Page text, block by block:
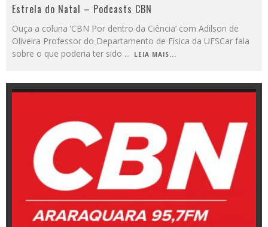
Estrela do Natal – Podcasts CBN
Ouça a coluna ‘CBN Por dentro da Ciência’ com Adilson de
Oliveira Professor do Departamento de Física da UFSCar fala
sobre o que poderia ter sido ... LEIA MAIS...